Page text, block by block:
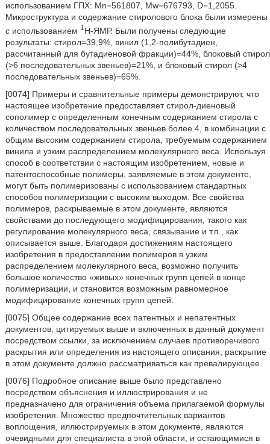
использованием ГПХ: Mn=561807, Mw=676793, D=1,2055.
Микроструктура и содержание стиролового блока были измерены
с использованием 1 H-ЯМР. Были получены следующие
результаты: стирол=39,9%, винил (1,2-полибутадиен,
рассчитанный для бутадиеновой фракции)=44%, блоковый стирол
(>6 последовательных звеньев)=21%, и блоковый стирол (>4
последовательных звеньев)=65%.
[0074] Примеры и сравнительные примеры демонстрируют, что
настоящее изобретение предоставляет стирол-диеновый
сополимер с определенным конечным содержанием стирола с
количеством последовательных звеньев более 4, в комбинации с
общим высоким содержанием стирола, требуемым содержанием
винила и узким распределением молекулярного веса. Используя
способ в соответствии с настоящим изобретением, новые и
патентоспособные полимеры, заявляемые в этом документе,
могут быть полимеризованы с использованием стандартных
способов полимеризации с высоким выходом. Все свойства
полимеров, раскрываемые в этом документе, являются
свойствами до последующего модифицирования, такого как
регулирование молекулярного веса, связывание и т.п., как
описывается выше. Благодаря достижениям настоящего
изобретения в предоставлении полимеров в узким
распределением молекулярного веса, возможно получить
большое количество «живых» конечных групп цепей в конце
полимеризации, и становится возможным равномерное
модифицирование конечных групп цепей.
[0075] Общее содержание всех патентных и непатентных
документов, цитируемых выше и включенных в данный документ
посредством ссылки, за исключением случаев противоречивого
раскрытия или определения из настоящего описания, раскрытие
в этом документе должно рассматриваться как превалирующее.
[0076] Подробное описание выше было представлено
посредством объяснения и иллюстрирования и не
предназначено для ограничения объема прилагаемой формулы
изобретения. Множество предпочтительных вариантов
воплощения, иллюстрируемых в этом документе, являются
очевидными для специалиста в этой области, и остающимися в